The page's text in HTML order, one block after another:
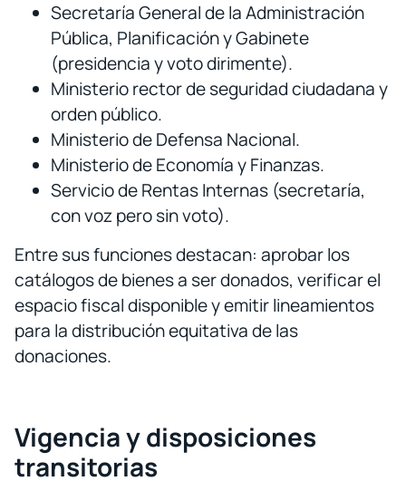
Secretaría General de la Administración
Pública, Planificación y Gabinete
(presidencia y voto dirimente).
Ministerio rector de seguridad ciudadana y
orden público.
Ministerio de Defensa Nacional.
Ministerio de Economía y Finanzas.
Servicio de Rentas Internas (secretaría,
con voz pero sin voto).
Entre sus funciones destacan: aprobar los
catálogos de bienes a ser donados, verificar el
espacio fiscal disponible y emitir lineamientos
para la distribución equitativa de las
donaciones.
Vigencia y disposiciones
transitorias